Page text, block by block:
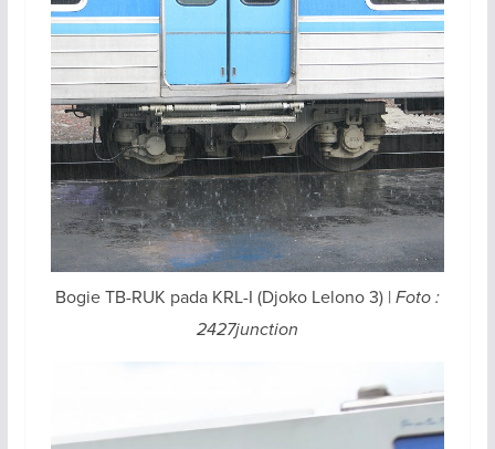
Bogie TB-RUK pada KRL-I (Djoko Lelono 3) | Foto :
2427junction